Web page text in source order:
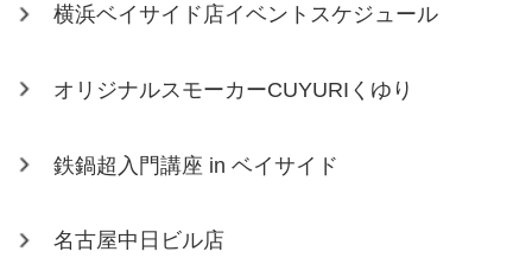
横浜ベイサイド店イベントスケジュール
オリジナルスモーカーCUYURIくゆり
鉄鍋超入門講座 in ベイサイド
名古屋中日ビル店